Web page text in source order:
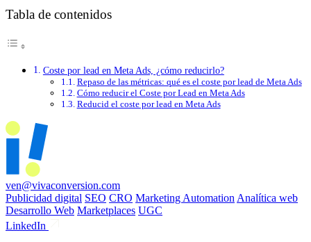
Tabla de contenidos
Coste por lead en Meta Ads, ¿cómo reducirlo?
Repaso de las métricas: qué es el coste por lead de Meta Ads
Cómo reducir el Coste por Lead en Meta Ads
Reducid el coste por lead en Meta Ads
ven@vivaconversion.com
Publicidad digital SEO CRO Marketing Automation Analítica web
Desarrollo Web Marketplaces UGC
LinkedIn